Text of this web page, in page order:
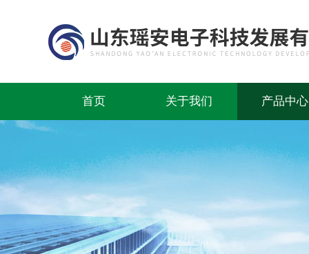
首页 关于我们 产品中心